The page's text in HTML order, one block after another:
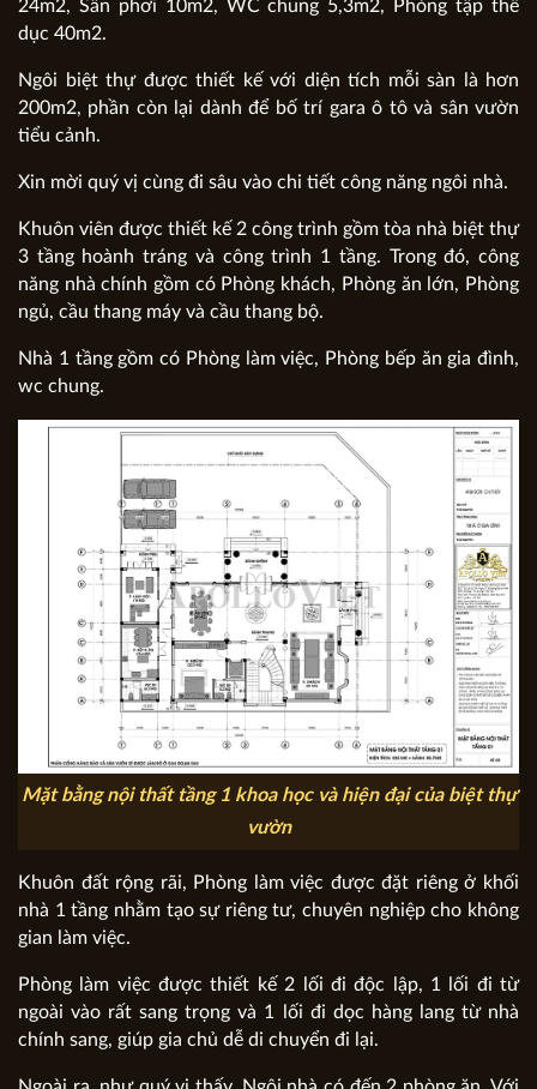
24m2, Sân phơi 10m2, WC chung 5,3m2, Phòng tập thể
dục 40m2.
Ngôi biệt thự được thiết kế với diện tích mỗi sàn là hơn
200m2, phần còn lại dành để bố trí gara ô tô và sân vườn
tiểu cảnh.
Xin mời quý vị cùng đi sâu vào chi tiết công năng ngôi nhà.
Khuôn viên được thiết kế 2 công trình gồm tòa nhà biệt thự
3 tầng hoành tráng và công trình 1 tầng. Trong đó, công
năng nhà chính gồm có Phòng khách, Phòng ăn lớn, Phòng
ngủ, cầu thang máy và cầu thang bộ.
Nhà 1 tầng gồm có Phòng làm việc, Phòng bếp ăn gia đình,
wc chung.
Mặt bằng nội thất tầng 1 khoa học và hiện đại của biệt thự
vườn
Khuôn đất rộng rãi, Phòng làm việc được đặt riêng ở khối
nhà 1 tầng nhằm tạo sự riêng tư, chuyên nghiệp cho không
gian làm việc.
Phòng làm việc được thiết kế 2 lối đi độc lập, 1 lối đi từ
ngoài vào rất sang trọng và 1 lối đi dọc hàng lang từ nhà
chính sang, giúp gia chủ dễ di chuyển đi lại.